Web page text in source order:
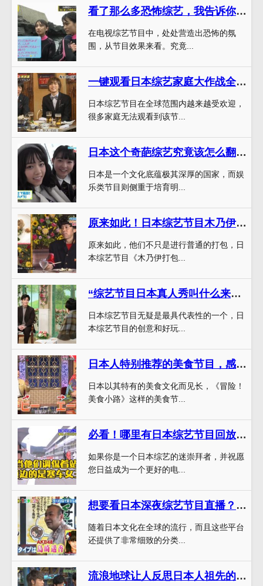
看了那么多恐怖综艺，我告诉你哪个是真正的日本吓人综艺节目
在电视综艺节目中，处处营造出恐怖的氛
围，从节目效果来看。究竟...
一键观看日本综艺家庭大作战全集：全网最新下载分享
日本综艺节目在全球范围内越来越受欢迎，
很多家庭无法观看到该节...
日本这个奇葩综艺究竟该怎么翻译？
日本是一个文化底蕴极其深厚的国家，而娱
乐类节目则侧重于培育明...
原来如此！日本综艺节目木乃伊打包机背后的制作秘密揭晓
原来如此，他们不只是进行普通的打包，日
本综艺节目《木乃伊打包...
“综艺节目日本真人秀叫什么来着”，看看日本综艺如何坚持原创性和好玩性。
日本综艺节目无疑是最具代表性的一个，日
本综艺节目的创意和好玩...
日本人特别推荐的美食节目，感受美食与人文的融合
日本以其特有的美食文化而见长，《冒险！
美食小路》这样的美食节...
必看！哪里有日本综艺节目回放的软件？
如果你是一个日本综艺的迷崇拜者，并祝愿
您日益成为一个更好的电...
想要看日本深夜综艺节目直播？这里有几个免费的选择
随着日本文化在全球的流行，而且这些平台
还提供了非常细致的分类...
流浪地球让人反思日本人祖先的人类前途